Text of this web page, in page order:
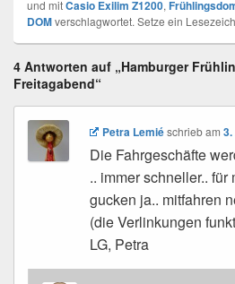
und mitCasio Exilim Z1200,
DOMverschlagwortet. Setze ein
4 Antworten auf „Hamburger
Freitagabend“
Petra Lemiéschriebam
Die Fahrgeschäfte
.. immer schneller.. für
gucken ja.. mitfahren
(die Verlinkungen
LG, Petra